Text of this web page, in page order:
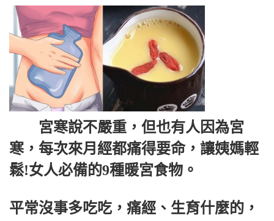
宮寒說不嚴重，但也有人因為宮
寒，每次來月經都痛得要命，讓姨媽輕
鬆!女人必備的9種暖宮食物。
平常沒事多吃吃，痛經、生育什麼的，